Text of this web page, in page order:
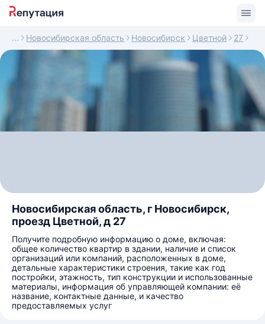
Новосибирская область Новосибирск Цветной 27
Новосибирская область, г Новосибирск,
проезд Цветной, д 27
Получите подробную информацию о доме, включая:
общее количество квартир в здании, наличие и список
организаций или компаний, расположенных в доме,
детальные характеристики строения, такие как год
постройки, этажность, тип конструкции и использованные
материалы, информация об управляющей компании: её
название, контактные данные, и качество
предоставляемых услуг